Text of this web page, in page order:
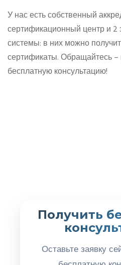
У нас есть собственный
сертификационный центр и 2
системы: в них можно
сертификаты. Обращайтесь
бесплатную консультацию!
Получить
Оставьте заявку